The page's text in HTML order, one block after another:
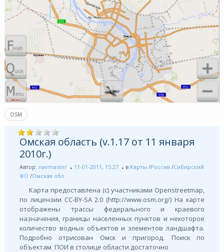
OSM
Омская область (v.1.17 от 11 января
2010г.)
Автор: navmaster 11-01-2011, 15:27 в Карты /Россия /Сибирский
ФО /Омская обл.
Карта предоставлена (с) участниками Openstreetmap,
по лицензии СС-BY-SA 2.0 (http://www.osm.org/) На карте
отображены трассы федерального и краевого
назначения, границы населенных пунктов и некоторое
количество водных объектов и элементов ландшафта.
Подробно отрисован Омск и пригород. Поиск по
объектам ПОИ в столице области достаточно